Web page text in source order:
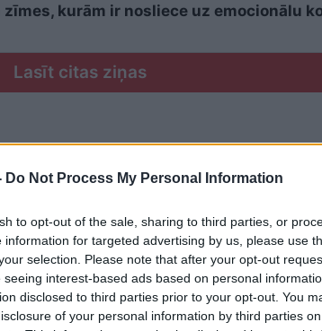
Do Not Process My Personal Information
to opt-out of the sale, sharing to third parties, or
information for targeted advertising by us, please use
selection. Please note that after your opt-out
seeing interest-based ads based on personal
disclosed to third parties prior to your opt-out. You
of your personal information by third parties
zīmes, kurām ir nosliece uz emocionālu
Lasīt citas ziņas